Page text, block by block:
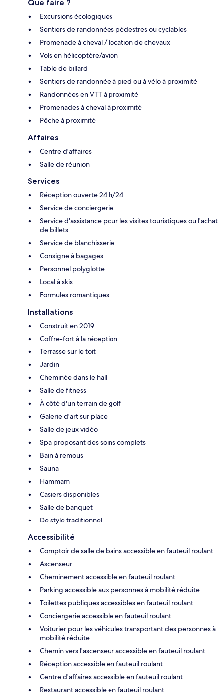
Que faire ?
Excursions écologiques
Sentiers de randonnées pédestres ou cyclables
Promenade à cheval / location de chevaux
Vols en hélicoptère/avion
Table de billard
Sentiers de randonnée à pied ou à vélo à proximité
Randonnées en VTT à proximité
Promenades à cheval à proximité
Pêche à proximité
Affaires
Centre d'affaires
Salle de réunion
Services
Réception ouverte 24 h/24
Service de conciergerie
Service d'assistance pour les visites touristiques ou l'achat
de billets
Service de blanchisserie
Consigne à bagages
Personnel polyglotte
Local à skis
Formules romantiques
Installations
Construit en 2019
Coffre-fort à la réception
Terrasse sur le toit
Jardin
Cheminée dans le hall
Salle de fitness
À côté d'un terrain de golf
Galerie d'art sur place
Salle de jeux vidéo
Spa proposant des soins complets
Bain à remous
Sauna
Hammam
Casiers disponibles
Salle de banquet
De style traditionnel
Accessibilité
Comptoir de salle de bains accessible en fauteuil roulant
Ascenseur
Cheminement accessible en fauteuil roulant
Parking accessible aux personnes à mobilité réduite
Toilettes publiques accessibles en fauteuil roulant
Conciergerie accessible en fauteuil roulant
Voiturier pour les véhicules transportant des personnes à
mobilité réduite
Chemin vers l'ascenseur accessible en fauteuil roulant
Réception accessible en fauteuil roulant
Centre d'affaires accessible en fauteuil roulant
Restaurant accessible en fauteuil roulant